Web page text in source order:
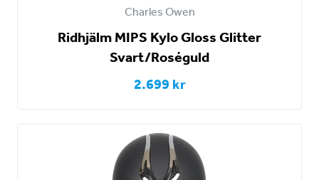
Charles Owen
Ridhjälm MIPS Kylo Gloss Glitter
Svart/Roséguld
2.699 kr